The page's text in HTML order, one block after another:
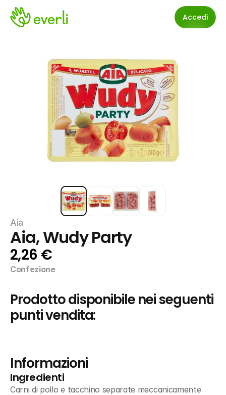
Accedi
Aia
Aia, Wudy Party
2,26 €
Confezione
Prodotto disponibile nei seguenti
punti vendita:
Informazioni
Ingredienti
Carni di pollo e tacchino separate meccanicamente